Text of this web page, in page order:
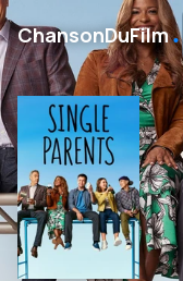
ChansonDuFilm․